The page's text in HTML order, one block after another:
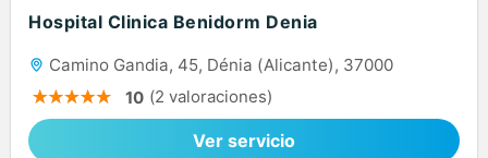
Hospital Clinica Benidorm Denia
Camino Gandia, 45, Dénia (Alicante), 37000
10 (2 valoraciones)
Ver servicio